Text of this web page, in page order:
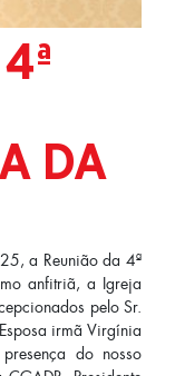
DA
a Reunião da 4ª
anfitriã, a Igreja
pelo Sr.
irmã Virgínia
do nosso